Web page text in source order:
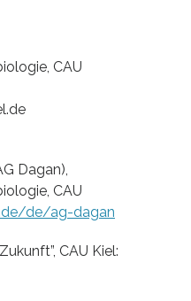
CAU
Dagan),
CAU
de/ag-dagan
CAU Kiel: